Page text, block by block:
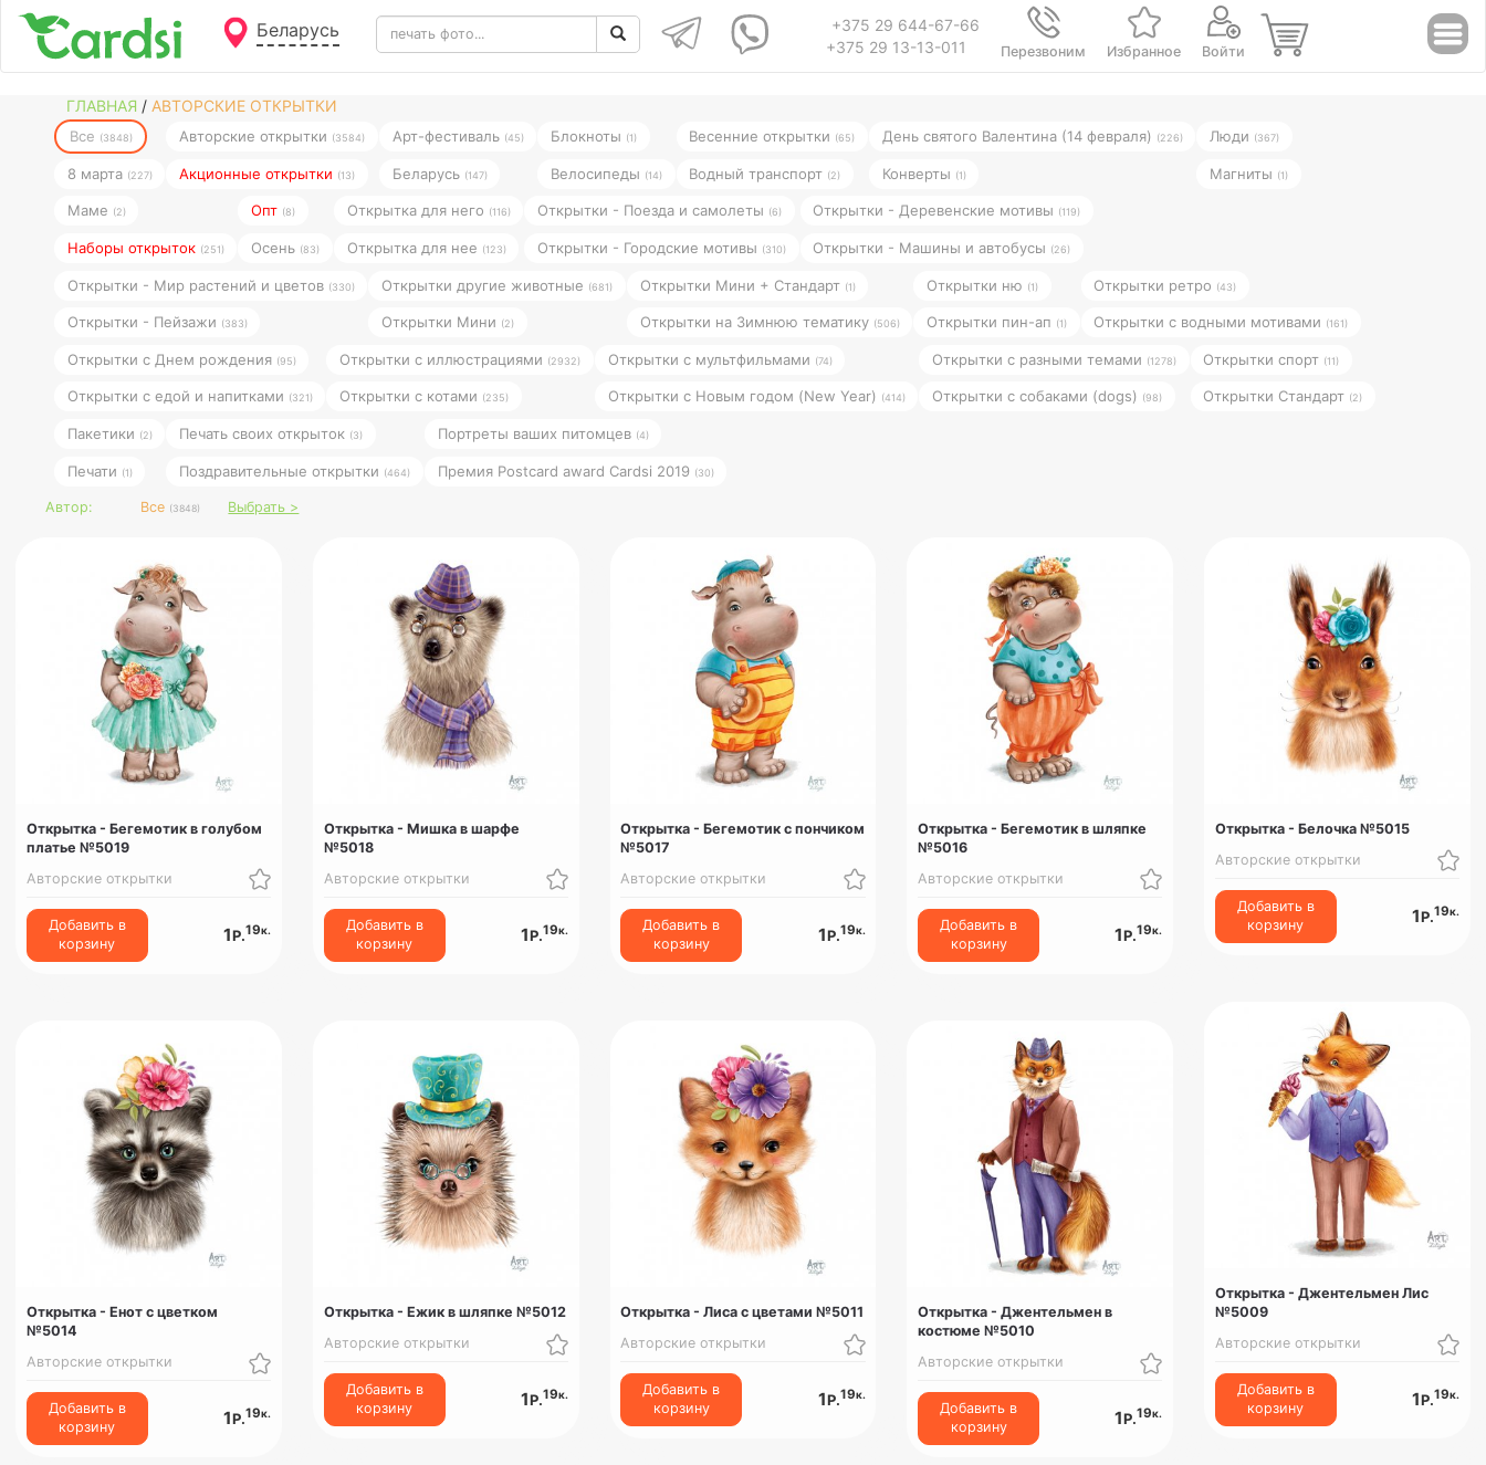
Беларусь
+375 29 644-67-66
+375 29 13-13-011
Перезвоним Избранное Войти
ГЛАВНАЯ / АВТОРСКИЕ ОТКРЫТКИ
Все (3848)
8 марта (227)
Авторские открытки (3584)
Акционные открытки (13)
Арт-фестиваль (45)
Беларусь (147)
Блокноты (1)
Велосипеды (14)
Весенние открытки (65)
Водный транспорт (2)
День святого Валентина (14 февраля) (226)
Конверты (1)
Люди (367)
Магниты (1)
Маме (2)
Наборы открыток (251)
Опт (8)
Осень (83)
Открытка для него (116)
Открытка для нее (123)
Открытки - Поезда и самолеты (6)
Открытки - Городские мотивы (310)
Открытки - Деревенские мотивы (119)
Открытки - Машины и автобусы (26)
Открытки - Мир растений и цветов (330)
Открытки - Пейзажи (383)
Открытки другие животные (681)
Открытки Мини (2)
Открытки Мини + Стандарт (1)
Открытки на Зимнюю тематику (506)
Открытки ню (1)
Открытки пин-ап (1)
Открытки ретро (43)
Открытки с водными мотивами (161)
Открытки с Днем рождения (95)
Открытки с едой и напитками (321)
Открытки с иллюстрациями (2932)
Открытки с котами (235)
Открытки с мультфильмами (74)
Открытки с Новым годом (New Year) (414)
Открытки с разными темами (1278)
Открытки с собаками (dogs) (98)
Открытки спорт (11)
Открытки Стандарт (2)
Пакетики (2)
Печати (1)
Печать своих открыток (3)
Поздравительные открытки (464)
Портреты ваших питомцев (4)
Премия Postcard award Cardsi 2019 (30)
Автор: Все (3848) Выбрать >
Открытка - Бегемотик в голубом
платье №5019
Авторские открытки
Добавить в
корзину
1Р.19к.
Открытка - Енот с цветком
№5014
Авторские открытки
Добавить в
корзину
1Р.19к.
Открытка - Мишка в шарфе
№5018
Авторские открытки
Добавить в
корзину
1Р.19к.
Открытка - Ежик в шляпке №5012
Авторские открытки
Добавить в
корзину
1Р.19к.
Открытка - Бегемотик с пончиком
№5017
Авторские открытки
Добавить в
корзину
1Р.19к.
Открытка - Лиса с цветами №5011
Авторские открытки
Добавить в
корзину
1Р.19к.
Открытка - Бегемотик в шляпке
№5016
Авторские открытки
Добавить в
корзину
1Р.19к.
Открытка - Джентельмен в
костюме №5010
Авторские открытки
Добавить в
корзину
1Р.19к.
Открытка - Белочка №5015
Авторские открытки
Добавить в
корзину
1Р.19к.
Открытка - Джентельмен Лис
№5009
Авторские открытки
Добавить в
корзину
1Р.19к.